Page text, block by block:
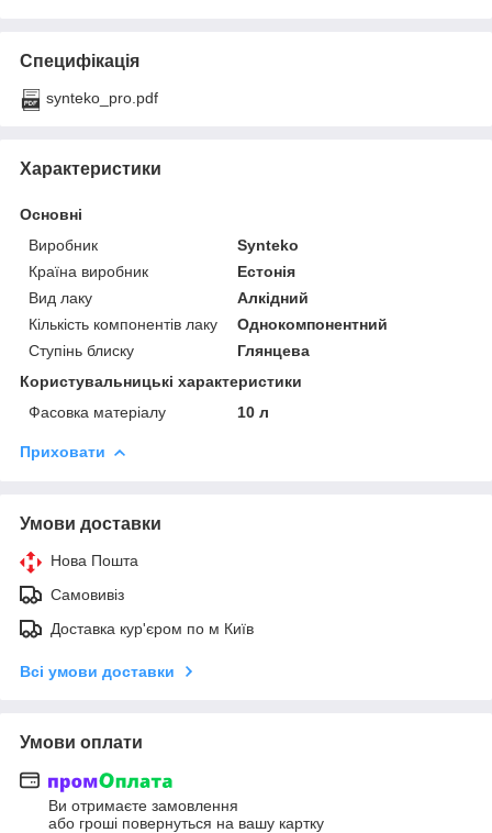
Специфікація
synteko_pro.pdf
Характеристики
Основні
Виробник
Synteko
Країна виробник
Естонія
Вид лаку
Алкідний
Кількість компонентів лаку
Однокомпонентний
Ступінь блиску
Глянцева
Користувальницькі характеристики
Фасовка матеріалу
10 л
Приховати
Умови доставки
Нова Пошта
Самовивіз
Доставка кур'єром по м Київ
Всі умови доставки
Умови оплати
Ви отримаєте замовлення
або гроші повернуться на вашу картку